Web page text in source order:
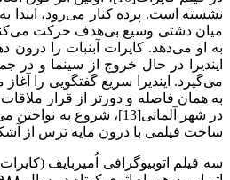
نشسته است. پرده کنار می‌رود،
میان دشتی وسیع بی‌هدف حرکت می‌کنند
به او می‌دهد. کایرات آبنبات را
ایندیرا در حال خروج از سینما و در
می‌گیرد. ایندیرا سریع گفتگویی را
به همان فاصله و دورتر از قرار
در شهر آلماتی[13]،
ساخت فیلمی با درون مایه ترس از